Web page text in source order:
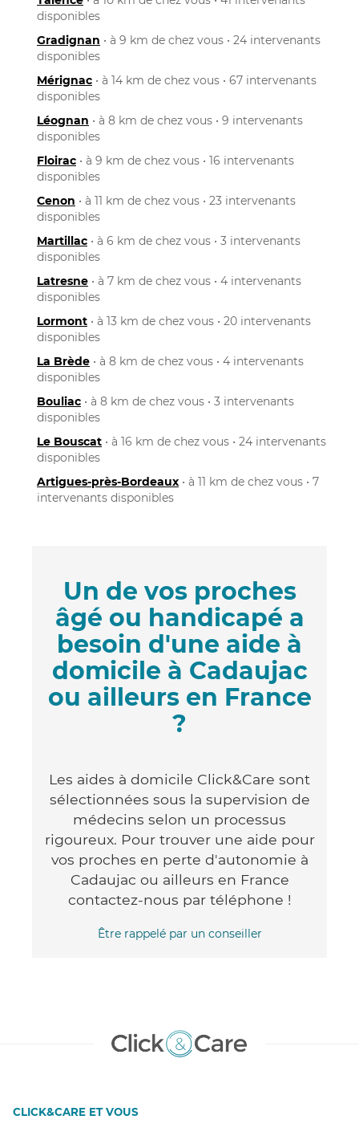
disponibles
Gradignan • à 9 km de chez vous • 24 intervenants
disponibles
Mérignac • à 14 km de chez vous • 67 intervenants
disponibles
Léognan • à 8 km de chez vous • 9 intervenants
disponibles
Floirac • à 9 km de chez vous • 16 intervenants
disponibles
Cenon • à 11 km de chez vous • 23 intervenants
disponibles
Martillac • à 6 km de chez vous • 3 intervenants
disponibles
Latresne • à 7 km de chez vous • 4 intervenants
disponibles
Lormont • à 13 km de chez vous • 20 intervenants
disponibles
La Brède • à 8 km de chez vous • 4 intervenants
disponibles
Bouliac • à 8 km de chez vous • 3 intervenants
disponibles
Le Bouscat • à 16 km de chez vous • 24 intervenants
disponibles
Artigues-près-Bordeaux • à 11 km de chez vous • 7
intervenants disponibles
Un de vos proches
âgé ou handicapé a
besoin d'une aide à
domicile à Cadaujac
ou ailleurs en France
?
Les aides à domicile Click&Care sont
sélectionnées sous la supervision de
médecins selon un processus
rigoureux. Pour trouver une aide pour
vos proches en perte d'autonomie à
Cadaujac ou ailleurs en France
contactez-nous par téléphone !
Être rappelé par un conseiller
CLICK&CARE ET VOUS